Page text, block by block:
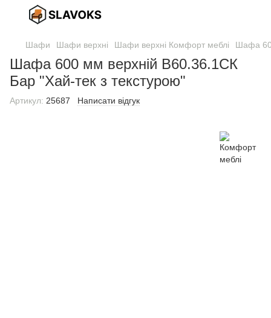
Шафи Шафи верхні Шафи верхні Комфорт меблі Шафа
Шафа 600 мм верхній В60.36.1СК
Бар "Хай-тек з текстурою"
Артикул: 25687 Написати відгук